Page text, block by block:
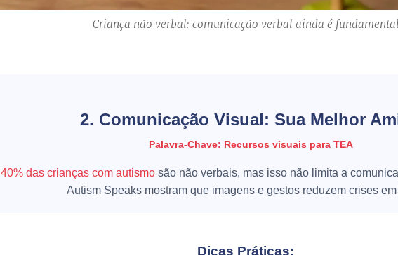
Criança não verbal: comunicação verbal ainda é fundamental
2. Comunicação Visual: Sua Melhor
Palavra-Chave: Recursos visuais para TEA
40% das crianças com autismo são não verbais, mas isso não limita a
Autism Speaks mostram que imagens e gestos reduzem crises em
Dicas Práticas: